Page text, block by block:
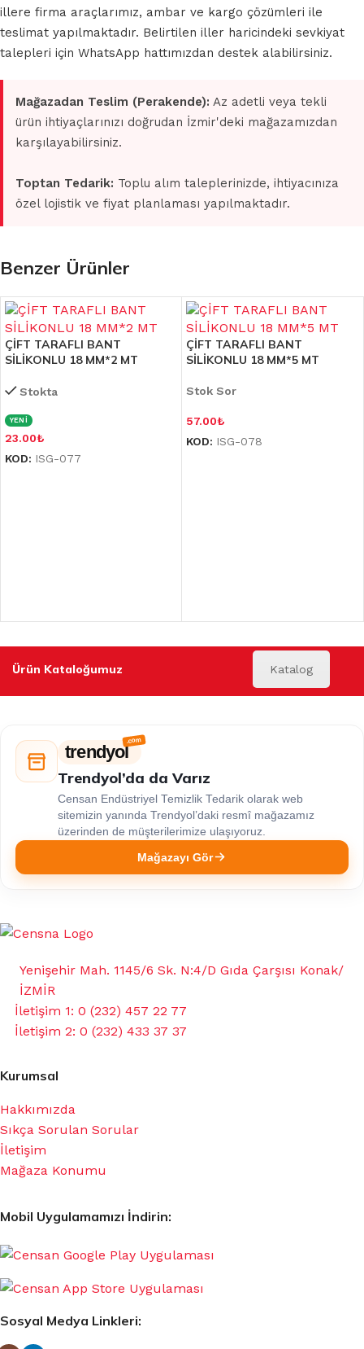
illere firma araçlarımız, ambar ve kargo çözümleri ile
teslimat yapılmaktadır. Belirtilen iller haricindeki sevkiyat
talepleri için WhatsApp hattımızdan destek alabilirsiniz.
Mağazadan Teslim (Perakende): Az adetli veya tekli
ürün ihtiyaçlarınızı doğrudan İzmir'deki mağazamızdan
karşılayabilirsiniz.
Toptan Tedarik: Toplu alım taleplerinizde, ihtiyacınıza
özel lojistik ve fiyat planlaması yapılmaktadır.
Benzer Ürünler
ÇİFT TARAFLI BANT
SİLİKONLU 18 MM*2 MT
Stokta
YENİ
23.00₺
KOD: ISG-077
ÇİFT TARAFLI BANT
SİLİKONLU 18 MM*5 MT
Stok Sor
57.00₺
KOD: ISG-078
Ürün Kataloğumuz Katalog
trendyol
Trendyol’da da Varız
Censan Endüstriyel Temizlik Tedarik olarak web
sitemizin yanında Trendyol’daki resmî mağazamız
üzerinden de müşterilerimize ulaşıyoruz.
Mağazayı Gör
Yenişehir Mah. 1145/6 Sk. N:4/D Gıda Çarşısı Konak/
İZMİR
İletişim 1: 0 (232) 457 22 77
İletişim 2: 0 (232) 433 37 37
Kurumsal
Hakkımızda
Sıkça Sorulan Sorular
İletişim
Mağaza Konumu
Mobil Uygulamamızı İndirin:
Sosyal Medya Linkleri: